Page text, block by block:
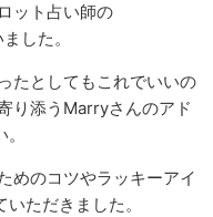
ット占い師の
した。
たとしてもこれでいいの
り添うMarryさんのアド
めのコツやラッキーアイ
ただきました。